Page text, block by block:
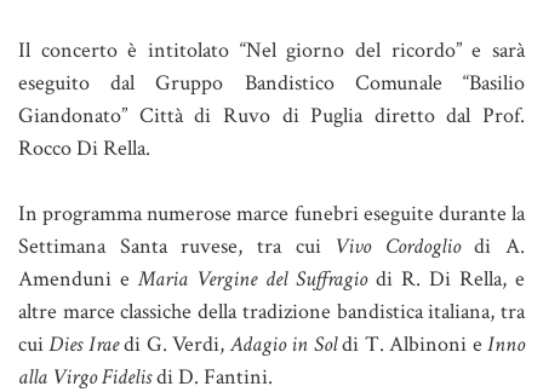
Il concerto è intitolato “Nel giorno del ricordo” e sarà
eseguito dal Gruppo Bandistico Comunale “Basilio
Giandonato” Città di Ruvo di Puglia diretto dal Prof.
Rocco Di Rella.
In programma numerose marce funebri eseguite durante la
Settimana Santa ruvese, tra cui Vivo Cordogliodi A.
Amenduni eMaria Vergine del Suffragiodi R. Di Rella, e
altre marce classiche della tradizione bandistica italiana, tra
cuiDies Iraedi G. Verdi,Adagio in Soldi T. Albinoni eInno
alla Virgo Fidelisdi D. Fantini.